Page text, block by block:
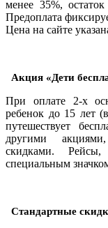
менее 35%,
Предоплата
Цена на сайте
Акция «Дети
При оплате 2-х
ребенок до 15 лет
путешествует
другими
скидками.
специальным
Стандартные